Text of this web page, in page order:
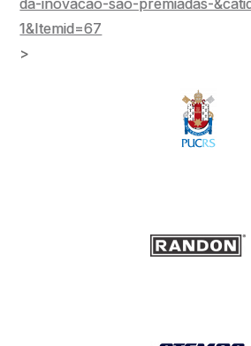
da-inovacao-sao-premiadas-
1&Itemid=67
>